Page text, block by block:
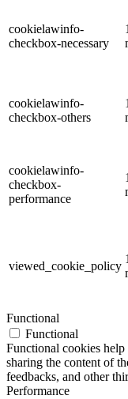
cookielawinfo-
checkbox-necessary
cookielawinfo-
checkbox-others
cookielawinfo-
checkbox-
performance
viewed_cookie_policy
Functional
Functional
Functional cookies
sharing the content of
feedbacks, and other
Performance